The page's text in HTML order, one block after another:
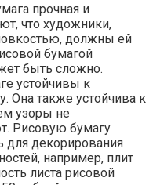
прочная и
что художники,
должны ей
бумагой
быть сложно.
устойчивы к
Она также устойчива к
узоры не
Рисовую бумагу
для декорирования
например, плит
листа рисовой